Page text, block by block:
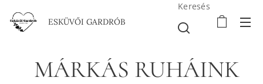
ESKÜVŐI GARDRÓB
Keresés
MÁRKÁS RUHÁINK